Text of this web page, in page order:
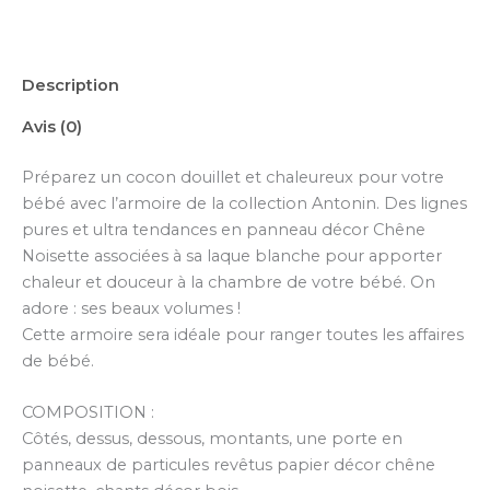
Description
Avis (0)
Préparez un cocon douillet et chaleureux pour votre
bébé avec l’armoire de la collection Antonin. Des lignes
pures et ultra tendances en panneau décor Chêne
Noisette associées à sa laque blanche pour apporter
chaleur et douceur à la chambre de votre bébé. On
adore : ses beaux volumes !
Cette armoire sera idéale pour ranger toutes les affaires
de bébé.
COMPOSITION :
Côtés, dessus, dessous, montants, une porte en
panneaux de particules revêtus papier décor chêne